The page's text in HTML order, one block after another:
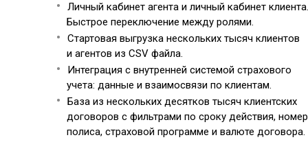
Личный кабинет агента и личный кабинет клиента.
Быстрое переключение между ролями.
Стартовая выгрузка нескольких тысяч клиентов
и агентов из CSV файла.
Интеграция с внутренней системой страхового
учета: данные и взаимосвязи по клиентам.
База из нескольких десятков тысяч клиентских
договоров с фильтрами по сроку действия,
полиса, страховой программе и валюте договора.